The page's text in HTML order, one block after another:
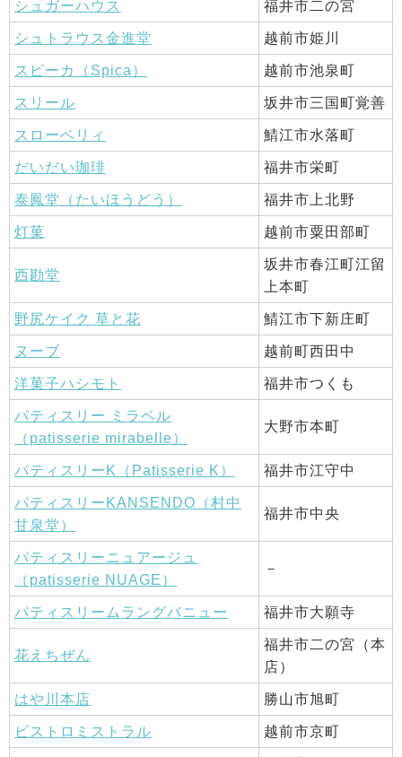
シュガーハウス 福井市二の宮
シュトラウス金進堂 越前市姫川
スピーカ（Spica） 越前市池泉町
スリール 坂井市三国町覚善
スローベリィ 鯖江市水落町
だいだい珈琲 福井市栄町
泰鳳堂（たいほうどう） 福井市上北野
灯菓 越前市粟田部町
西勘堂
坂井市春江町江留
上本町
野尻ケイク 草と花 鯖江市下新庄町
ヌーブ 越前町西田中
洋菓子ハシモト 福井市つくも
パティスリー ミラベル
（patisserie mirabelle）
大野市本町
パティスリーK（Patisserie K） 福井市江守中
パティスリーKANSENDO（村中
甘泉堂）
福井市中央
パティスリーニュアージュ
（patisserie NUAGE）
－
パティスリームラングバニュー 福井市大願寺
花えちぜん
福井市二の宮（本
店）
はや川本店 勝山市旭町
ビストロミストラル 越前市京町